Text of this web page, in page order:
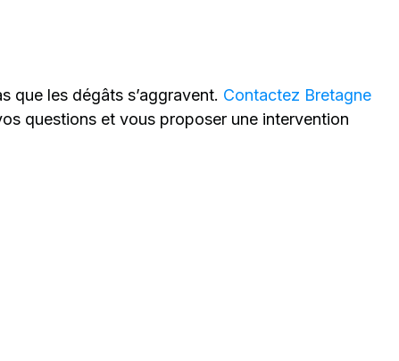
que les dégâts s’aggravent. Contactez Bretagne
questions et vous proposer une intervention